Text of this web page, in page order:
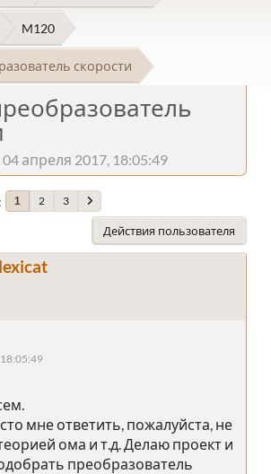
M120
скорости
апреля 2017, 18:05:49
1 2 3
Действия пользователя
мне ответить, пожалуйста, не
ома и т.д. Делаю проект и
преобразователь